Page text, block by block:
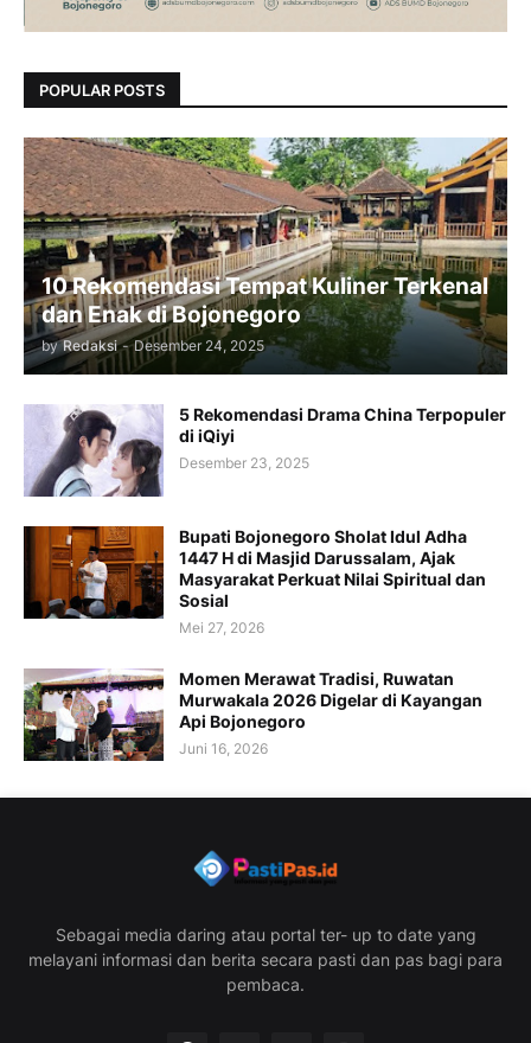
POPULAR POSTS
10 Rekomendasi Tempat Kuliner Terkenal
dan Enak di Bojonegoro
by Redaksi - Desember 24, 2025
5 Rekomendasi Drama China Terpopuler
di iQiyi
Desember 23, 2025
Bupati Bojonegoro Sholat Idul Adha
1447 H di Masjid Darussalam, Ajak
Masyarakat Perkuat Nilai Spiritual dan
Sosial
Mei 27, 2026
Momen Merawat Tradisi, Ruwatan
Murwakala 2026 Digelar di Kayangan
Api Bojonegoro
Juni 16, 2026
Sebagai media daring atau portal ter- up to date yang
melayani informasi dan berita secara pasti dan pas bagi para
pembaca.